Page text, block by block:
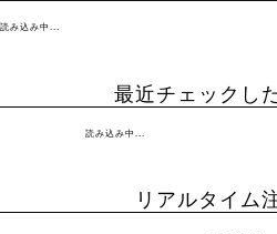
読み込み中...
最近チェックし
読み込み中...
リアルタイム